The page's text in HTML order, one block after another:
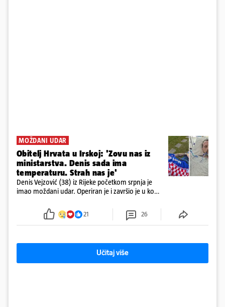
MOŽDANI UDAR
Obitelj Hrvata u Irskoj: 'Zovu nas iz
ministarstva. Denis sada ima
temperaturu. Strah nas je'
Denis Vejzović (38) iz Rijeke početkom srpnja je
imao moždani udar. Operiran je i završio je u komi.
tamošnji liječnici ne vjeruju u oporavak: 'Imamo
21 26
Učitaj više